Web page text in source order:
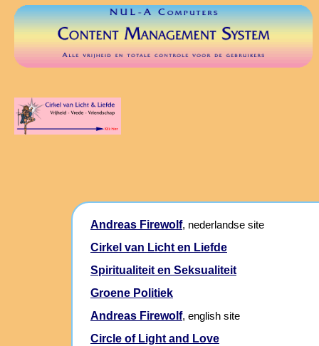
Andreas Firewolf, nederlandse site
Cirkel van Licht en Liefde
Spiritualiteit en Seksualiteit
Groene Politiek
Andreas Firewolf, english site
Circle of Light and Love